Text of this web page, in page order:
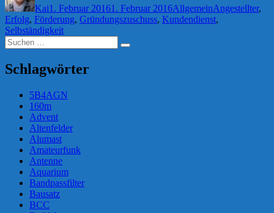
Kai1. Februar 20161. Februar 2016AllgemeinAngestellter,
Erfolg, Förderung, Gründungszuschuss, Kundendienst,
Selbständigkeit
Suchen
nach:
Suchen
Schlagwörter
5B4AGN
160m
Advent
Altenfelder
Alumast
Amateurfunk
Antenne
Aquarium
Bandpassfilter
Bausatz
BCC